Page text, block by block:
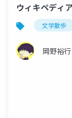
ウィキペディ
文学散歩
岡野裕行